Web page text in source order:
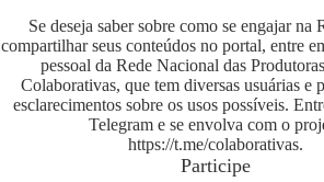
Se deseja saber sobre como se engajar na
compartilhar seus conteúdos no portal, entre
pessoal da Rede Nacional das
Colaborativas, que tem diversas usuárias e
esclarecimentos sobre os usos possíveis.
Telegram e se envolva com o
https://t.me/colaborativas.
Participe